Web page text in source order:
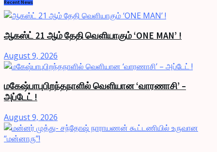
Recent News
ஆகஸ்ட் 21 ஆம் தேதி வெளியாகும் ‘ONE MAN’ !
August 9, 2026
மகேஷ்பாபுபிறந்தநாளில் வெளியான ‘வாரணாசி’ –
அப்டேட் !
August 9, 2026